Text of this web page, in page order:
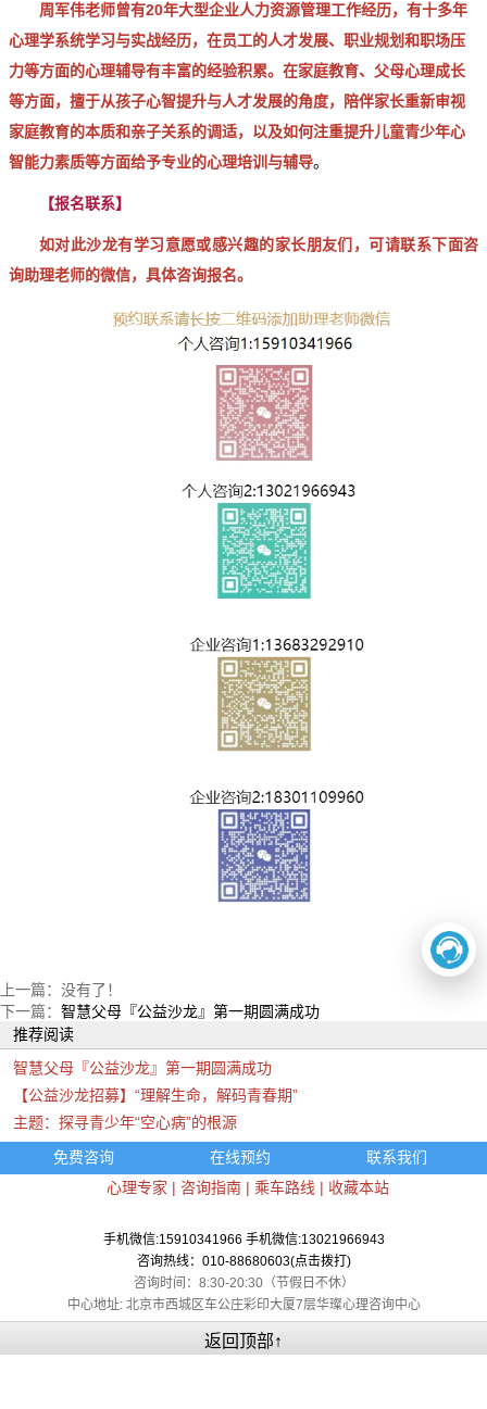
周军伟老师曾有20年大型企业人力资源管理工作经历，有十多年
心理学系统学习与实战经历，在员工的人才发展、职业规划和职场压
力等方面的心理辅导有丰富的经验积累。在家庭教育、父母心理成长
等方面，擅于从孩子心智提升与人才发展的角度，陪伴家长重新审视
家庭教育的本质和亲子关系的调适，以及如何注重提升儿童青少年心
智能力素质等方面给予专业的心理培训与辅导。
【报名联系】
如对此沙龙有学习意愿或感兴趣的家长朋友们，可请联系下面咨
询助理老师的微信，具体咨询报名。
上一篇：没有了！
下一篇： 智慧父母『公益沙龙』第一期圆满成功
推荐阅读
智慧父母『公益沙龙』第一期圆满成功
【公益沙龙招募】“理解生命，解码青春期”
主题：探寻青少年“空心病”的根源
免费咨询
在线预约
联系我们
心理专家 | 咨询指南 | 乘车路线 | 收藏本站
手机微信:15910341966 手机微信:13021966943
咨询热线：010-88680603(点击拨打)
咨询时间：8:30-20:30（节假日不休）
中心地址: 北京市西城区车公庄彩印大厦7层华璨心理咨询中心
返回顶部↑